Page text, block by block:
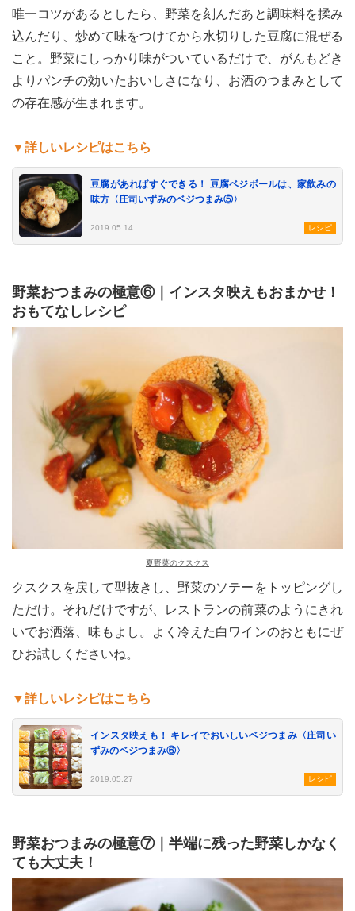
唯一コツがあるとしたら、野菜を刻んだあと調味料を揉み
込んだり、炒めて味をつけてから水切りした豆腐に混ぜる
こと。野菜にしっかり味がついているだけで、がんもどき
よりパンチの効いたおいしさになり、お酒のつまみとして
の存在感が生まれます。
▼詳しいレシピはこちら
豆腐があればすぐできる！ 豆腐ベジボールは、家飲みの
味方〈庄司いずみのベジつまみ⑤〉
2019.05.14 レシピ
野菜おつまみの極意⑥｜インスタ映えもおまかせ！
おもてなしレシピ
夏野菜のクスクス
クスクスを戻して型抜きし、野菜のソテーをトッピングし
ただけ。それだけですが、レストランの前菜のようにきれ
いでお洒落、味もよし。よく冷えた白ワインのおともにぜ
ひお試しくださいね。
▼詳しいレシピはこちら
インスタ映えも！ キレイでおいしいベジつまみ〈庄司い
ずみのベジつまみ⑥〉
2019.05.27 レシピ
野菜おつまみの極意⑦｜半端に残った野菜しかなく
ても大丈夫！